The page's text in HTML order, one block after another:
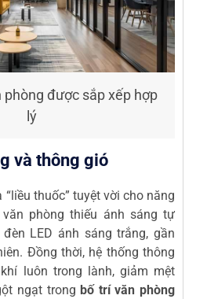
phòng được sắp xếp hợp
lý
và thông gió
thuốc” tuyệt vời cho năng
phòng thiếu ánh sáng tự
LED ánh sáng trắng, gần
Đồng thời, hệ thống thông
luôn trong lành, giảm mệt
ngạt trong bố trí văn phòng